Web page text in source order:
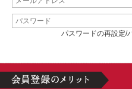
パスワードの再設定/